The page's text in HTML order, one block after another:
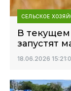
СЕЛЬСКОЕ
В текущем
запустят
18.06.2026